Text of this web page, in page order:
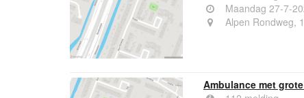
Maandag 27-7-
Alpen Rondweg,
Ambulance met